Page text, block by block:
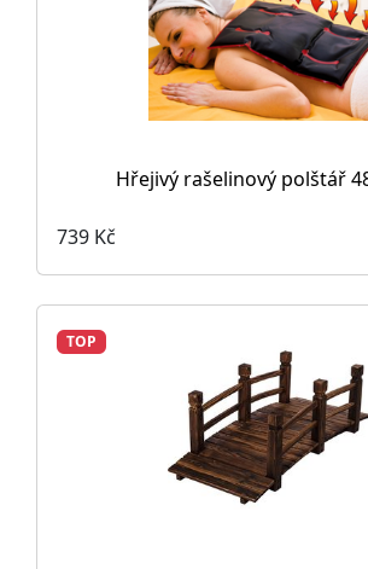
Hřejivý rašelinový polštář
739 Kč
TOP